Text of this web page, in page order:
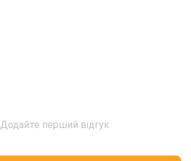
Додайте перший відгук